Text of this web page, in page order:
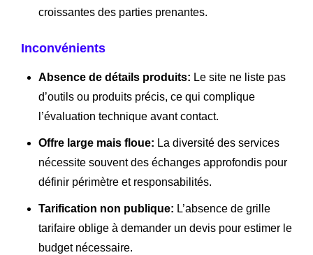
croissantes des parties prenantes.
Inconvénients
Absence de détails produits: Le site ne liste pas
d’outils ou produits précis, ce qui complique
l’évaluation technique avant contact.
Offre large mais floue: La diversité des services
nécessite souvent des échanges approfondis pour
définir périmètre et responsabilités.
Tarification non publique: L’absence de grille
tarifaire oblige à demander un devis pour estimer le
budget nécessaire.